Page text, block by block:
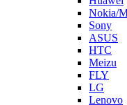
Nokia/
Sony
ASUS
HTC
Meizu
FLY
LG
Lenovo